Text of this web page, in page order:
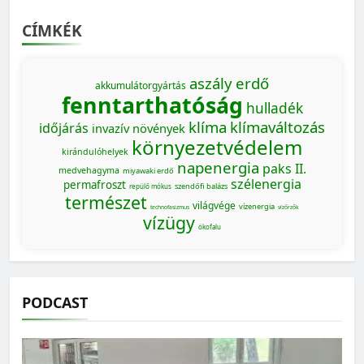
CÍMKÉK
akkumulátorgyártás aszály erdő
fenntarthatóság hulladék
időjárás invazív növények klíma klímaváltozás
kirándulóhelyek környezetvédelem
medvehagyma miyawaki erdő napenergia paks II.
permafroszt repülő mókus szendőfi balázs szélenergia
természet technofasizmus világvége vízenergia vízőrzők
vízügy ökofalu
PODCAST